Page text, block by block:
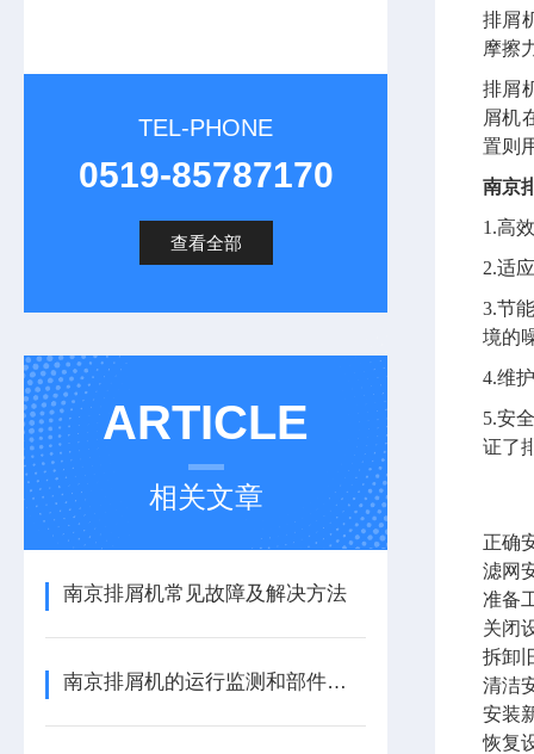
TEL-PHONE
0519-85787170
查看全部
ARTICLE
相关文章
南京排屑机常见故障及解决方法
南京排屑机的运行监测和部件的深度维护
排屑
摩擦
排屑
屑机
置则
南京
1.高
2.适
3.节
境的
4.维
5.安
证了
正确
滤网
准备
关闭
拆卸
清洁
安装
恢复